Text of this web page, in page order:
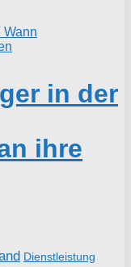
in der
ihre
Dienstleistung